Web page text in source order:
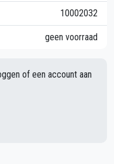
10002032
geen voorraad
of een account aan